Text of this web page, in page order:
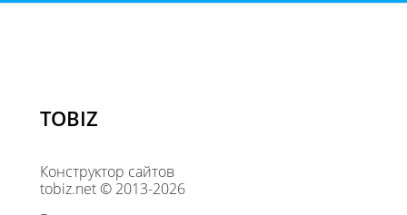
TOBIZ
Конструктор сайтов
tobiz.net © 2013-2026